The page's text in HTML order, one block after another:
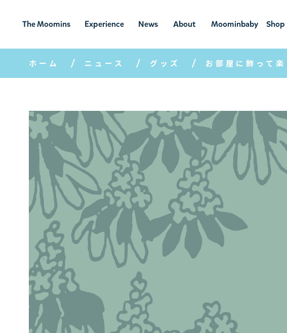
The Moomins
ムーミンの
世界
Experience
ムーミンの世
界を楽しむ
News
ニュ
ース
About
ムーミン
について
Moominbaby
ムーミンベ
ビー
Shop
ショ
ップ
ホーム ニュース グッズ お部屋に飾って